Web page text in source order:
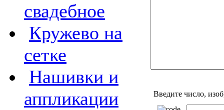
свадебное
Кружево на
сетке
Нашивки и
аппликации
Введите число,